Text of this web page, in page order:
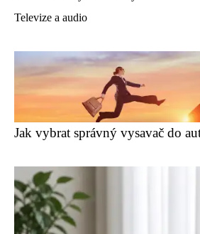
Televize a audio
Jak vybrat správný vysavač do